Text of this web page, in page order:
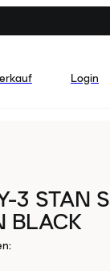
Login
3 STAN
BLACK
: